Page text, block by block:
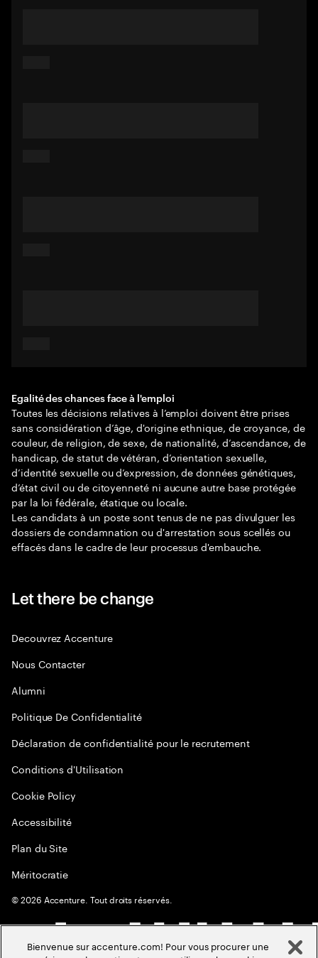
Egalité des chances face à l'emploi
Toutes les décisions relatives à l’emploi doivent être prises
sans considération d’âge, d'origine ethnique, de croyance, de
couleur, de religion, de sexe, de nationalité, d’ascendance, de
handicap, de statut de vétéran, d’orientation sexuelle,
d’identité sexuelle ou d’expression, de données génétiques,
d’état civil ou de citoyenneté ni aucune autre base protégée
par la loi fédérale, étatique ou locale.
Les candidats à un poste sont tenus de ne pas divulguer les
dossiers de condamnation ou d'arrestation sous scellés ou
effacés dans le cadre de leur processus d'embauche.
Let there be change
Decouvrez Accenture
Nous Contacter
Alumni
Politique De Confidentialité
Déclaration de confidentialité pour le recrutement
Conditions d'Utilisation
Cookie Policy
Accessibilité
Plan du Site
Méritocratie
©2026 Accenture. Tout droits réservés.
Bienvenue sur accenture.com! Pour vous procurer une